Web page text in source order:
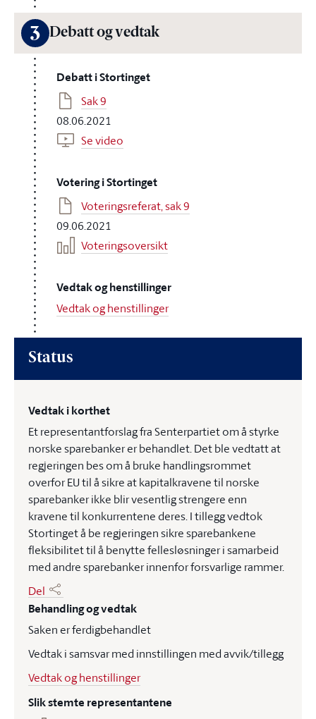
3 Debatt og vedtak
Debatt i Stortinget
Sak 9
08.06.2021
Se video
Votering i Stortinget
Voteringsreferat, sak 9
09.06.2021
Voteringsoversikt
Vedtak og henstillinger
Vedtak og henstillinger
Status
Vedtak i korthet
Et representantforslag fra Senterpartiet om å styrke
norske sparebanker er behandlet. Det ble vedtatt at
regjeringen bes om å bruke handlingsrommet
overfor EU til å sikre at kapitalkravene til norske
sparebanker ikke blir vesentlig strengere enn
kravene til konkurrentene deres. I tillegg vedtok
Stortinget å be regjeringen sikre sparebankene
fleksibilitet til å benytte fellesløsninger i samarbeid
med andre sparebanker innenfor forsvarlige rammer.
Del
Behandling og vedtak
Saken er ferdigbehandlet
Vedtak i samsvar med innstillingen med avvik/tillegg
Vedtak og henstillinger
Slik stemte representantene